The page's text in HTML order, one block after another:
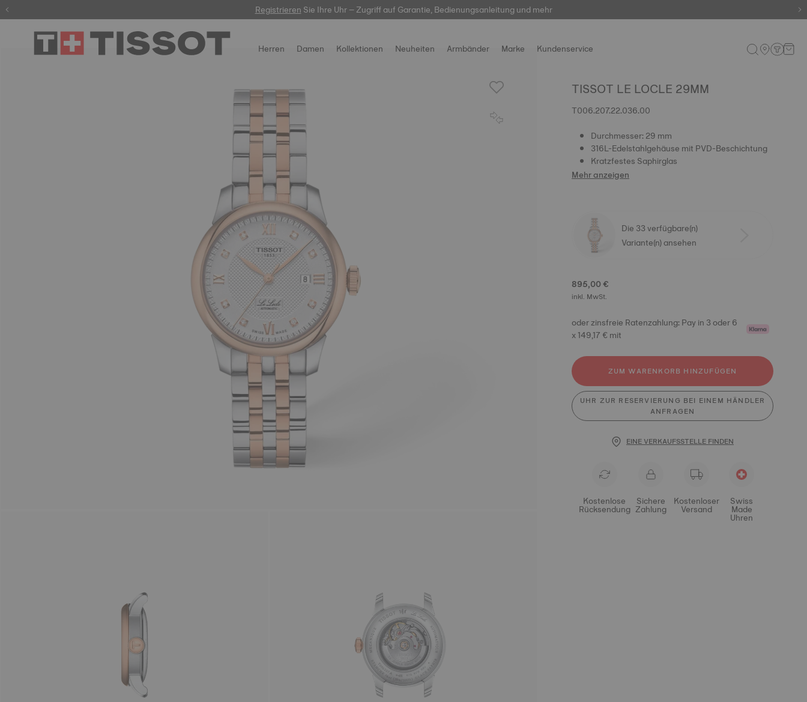
Gravur-Service:hier gravierbare Uhren entdecken. Erschaffen Sie etwas Einzigartiges!
RegistrierenSie Ihre Uhr – Zugriff auf Garantie, Bedienungsanleitung und mehr
Herren Damen Kollektionen Neuheiten Armbänder Marke Kundenservice
TISSOT LE LOCLE 29MM
T006.207.22.036.00
Durchmesser: 29 mm
316L-Edelstahlgehäuse mit PVD-Beschichtung
Kratzfestes Saphirglas
Mehr anzeigen
Die 33 verfügbare(n)
Variante(n) ansehen
895,00 €
inkl. MwSt.
oder zinsfreie Ratenzahlung: Pay in 3 oder 6
x 149,17 € mit
ZUM WARENKORB HINZUFÜGEN
UHR ZUR RESERVIERUNG BEI EINEM HÄNDLER
ANFRAGEN
EINE VERKAUFSSTELLE FINDEN
Kostenlose
Rücksendung
Sichere
Zahlung
Kostenloser
Versand
Swiss
Made
Uhren